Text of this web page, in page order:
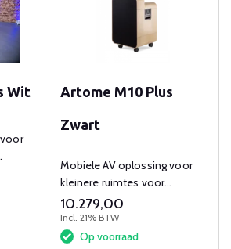
Wit Artome M10 Plus
Zwart
Mobiele AV oplossing voor
kleinere ruimtes voor
presenteren en
videoconferencing
10.279,00
Incl. 21% BTW
Op voorraad